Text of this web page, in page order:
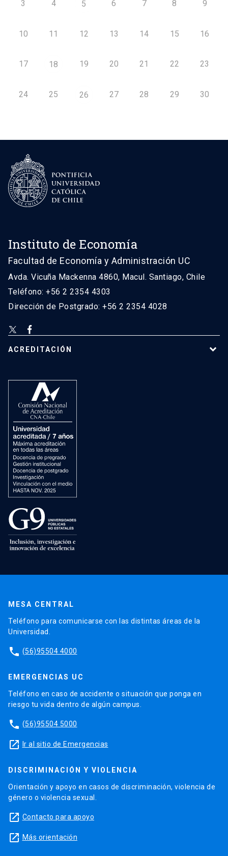
3 4 5 6 7 8 9
10 11 12 13 14 15 16
17 18 19 20 21 22 23
24 25 26 27 28 29 30
Instituto de Economía
Facultad de Economía y Administración UC
Avda. Vicuña Mackenna 4860, Macul. Santiago, Chile
Teléfono: +56 2 2354 4303
Dirección de Postgrado: +56 2 2354 4028
ACREDITACIÓN
MESA CENTRAL
Teléfono para comunicarse con las distintas áreas de la
Universidad.
phone (56)95504 4000
EMERGENCIAS UC
Teléfono en caso de accidente o situación que ponga en
riesgo tu vida dentro de algún campus.
phone (56)95504 5000
launch Ir al sitio de Emergencias
DISCRIMINACIÓN Y VIOLENCIA
Orientación y apoyo en casos de discriminación, violencia de
género o violencia sexual.
launch Contacto para apoyo
launch Más orientación